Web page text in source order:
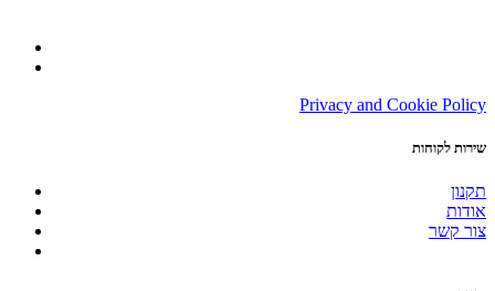
Privacy and Cookie Policy
שירות לקוחות
תקנון
אודות
צור קשר